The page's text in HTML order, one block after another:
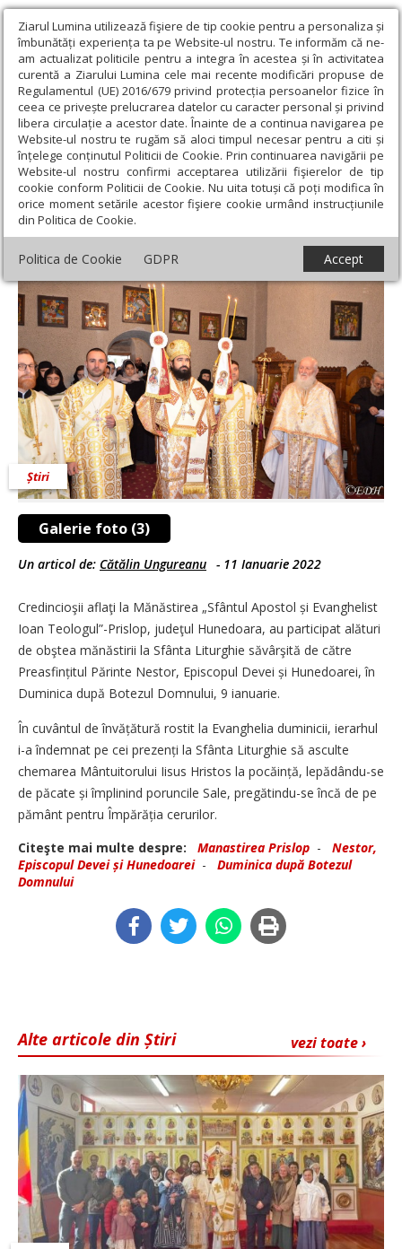
Ziarul Lumina utilizează fişiere de tip cookie pentru a personaliza și
îmbunătăți experiența ta pe Website-ul nostru. Te informăm că ne-
am actualizat politicile pentru a integra în acestea și în activitatea
curentă a Ziarului Lumina cele mai recente modificări propuse de
Regulamentul (UE) 2016/679 privind protecția persoanelor fizice în
ceea ce privește prelucrarea datelor cu caracter personal și privind
libera circulație a acestor date. Înainte de a continua navigarea pe
Website-ul nostru te rugăm să aloci timpul necesar pentru a citi și
înțelege conținutul Politicii de Cookie. Prin continuarea navigării pe
Website-ul nostru confirmi acceptarea utilizării fişierelor de tip
cookie conform Politicii de Cookie. Nu uita totuși că poți modifica în
orice moment setările acestor fişiere cookie urmând instrucțiunile
din Politica de Cookie.
Politica de Cookie GDPR Accept
Ziarul Lumina › Actualitate religioasă › Știri › Liturghie
arhierească la Mănăstirea Prislop, Hunedoara
Liturghie arhierească la Mănăstirea
Prislop, Hunedoara
Galerie foto (3)
Știri
Un articol de: Cătălin Ungureanu - 11 Ianuarie 2022
Credincioşii aflaţi la Mănăstirea „Sfântul Apostol și Evanghelist
Ioan Teologul”-Prislop, judeţul Hunedoara, au participat alături
de obştea mănăstirii la Sfânta Liturghie săvârşită de către
Preasfințitul Părinte Nestor, Episcopul Devei și Hunedoarei, în
Duminica după Botezul Domnului, 9 ianuarie.
În cuvântul de învăță­tură rostit la Evanghelia duminicii, ierarhul
i-a îndemnat pe cei prezenți la Sfânta Liturghie să asculte
chemarea Mântuitorului Iisus Hristos la pocăință, lepădându-se
de păcate și împli­nind poruncile Sale, pregătindu-se încă de pe
pământ pentru Împărăția cerurilor.
Citeşte mai multe despre:
Manastirea Prislop - Nestor,
Episcopul Devei și Hunedoarei- Duminica după Botezul
Domnului
vezi toate ›
Alte articole din Știri